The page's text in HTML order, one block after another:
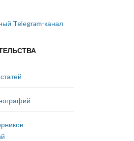
Telegram-канал